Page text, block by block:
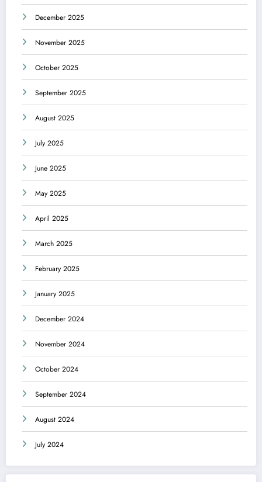
December 2025
November 2025
October 2025
September 2025
August 2025
July 2025
June 2025
May 2025
April 2025
March 2025
February 2025
January 2025
December 2024
November 2024
October 2024
September 2024
August 2024
July 2024